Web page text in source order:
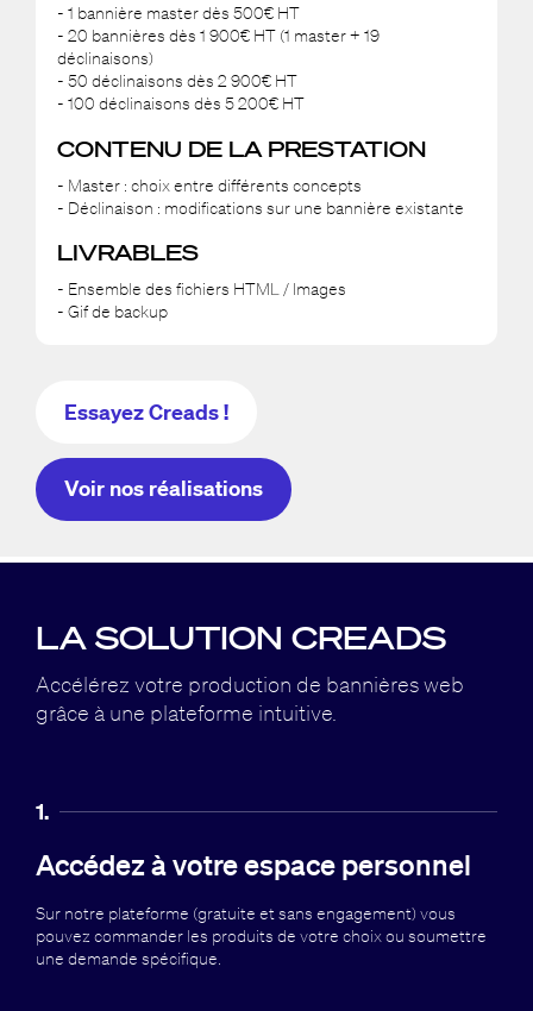
- 1 bannière master dès 500€ HT
- 20 bannières dès 1 900€ HT (1 master + 19
déclinaisons)
- 50 déclinaisons dès 2 900€ HT
- 100 déclinaisons dès 5 200€ HT
CONTENU DE LA PRESTATION
- Master : choix entre différents concepts
- Déclinaison : modifications sur une bannière existante
LIVRABLES
- Ensemble des fichiers HTML / Images
- Gif de backup
Essayez Creads !
Voir nos réalisations
LA SOLUTION CREADS
Accélérez votre production de bannières web
grâce à une plateforme intuitive.
1.
Accédez à votre espace personnel
Sur notre plateforme (gratuite et sans engagement) vous
pouvez commander les produits de votre choix ou soumettre
une demande spécifique.